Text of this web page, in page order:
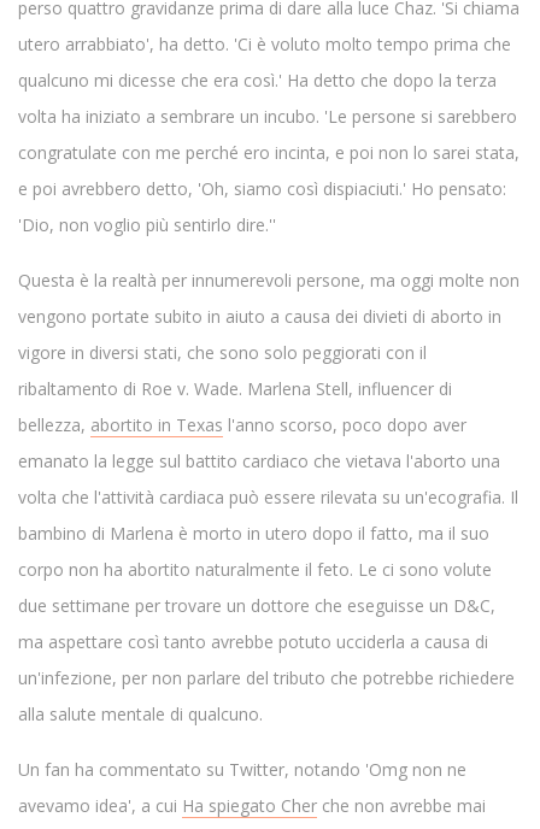
perso quattro gravidanze prima di dare alla luce Chaz. 'Si chiama
utero arrabbiato', ha detto. 'Ci è voluto molto tempo prima che
qualcuno mi dicesse che era così.' Ha detto che dopo la terza
volta ha iniziato a sembrare un incubo. 'Le persone si sarebbero
congratulate con me perché ero incinta, e poi non lo sarei stata,
e poi avrebbero detto, 'Oh, siamo così dispiaciuti.' Ho pensato:
'Dio, non voglio più sentirlo dire.''
Questa è la realtà per innumerevoli persone, ma oggi molte non
vengono portate subito in aiuto a causa dei divieti di aborto in
vigore in diversi stati, che sono solo peggiorati con il
ribaltamento di Roe v. Wade. Marlena Stell, influencer di
bellezza, abortito in Texas l'anno scorso, poco dopo aver
emanato la legge sul battito cardiaco che vietava l'aborto una
volta che l'attività cardiaca può essere rilevata su un'ecografia. Il
bambino di Marlena è morto in utero dopo il fatto, ma il suo
corpo non ha abortito naturalmente il feto. Le ci sono volute
due settimane per trovare un dottore che eseguisse un D&C,
ma aspettare così tanto avrebbe potuto ucciderla a causa di
un'infezione, per non parlare del tributo che potrebbe richiedere
alla salute mentale di qualcuno.
Un fan ha commentato su Twitter, notando 'Omg non ne
avevamo idea', a cui Ha spiegato Cher che non avrebbe mai